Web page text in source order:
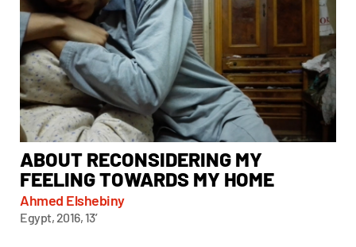
ABOUT RECONSIDERING MY
FEELING TOWARDS MY HOME
Ahmed Elshebiny
Egypt, 2016, 13’